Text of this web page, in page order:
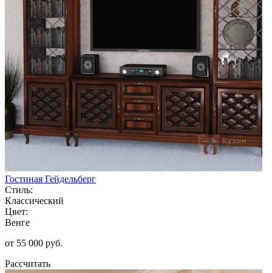
Гостиная Гейдельберг
Стиль:
Классический
Цвет:
Венге
от 55 000 руб.
Рассчитать